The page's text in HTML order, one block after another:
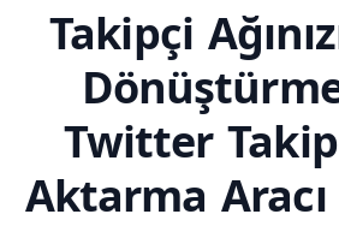
Takipçi
Twitter
Aktarma Aracı